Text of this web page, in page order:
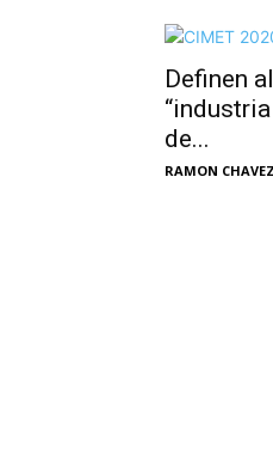
Definen
de...
RAMON